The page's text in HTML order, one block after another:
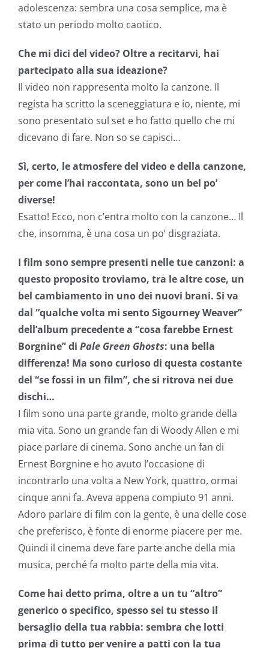
adolescenza: sembra una cosa semplice, ma è
stato un periodo molto caotico.
Che mi dici del video? Oltre a recitarvi, hai
partecipato alla sua ideazione?
Il video non rappresenta molto la canzone. Il
regista ha scritto la sceneggiatura e io, niente, mi
sono presentato sul set e ho fatto quello che mi
dicevano di fare. Non so se capisci…
Sì, certo, le atmosfere del video e della canzone,
per come l’hai raccontata, sono un bel po’
diverse!
Esatto! Ecco, non c’entra molto con la canzone… Il
che, insomma, è una cosa un po’ disgraziata.
I film sono sempre presenti nelle tue canzoni: a
questo proposito troviamo, tra le altre cose, un
bel cambiamento in uno dei nuovi brani. Si va
dal “qualche volta mi sento Sigourney Weaver”
dell’album precedente a “cosa farebbe Ernest
Borgnine” di Pale Green Ghosts: una bella
differenza! Ma sono curioso di questa costante
del “se fossi in un film”, che si ritrova nei due
dischi…
I film sono una parte grande, molto grande della
mia vita. Sono un grande fan di Woody Allen e mi
piace parlare di cinema. Sono anche un fan di
Ernest Borgnine e ho avuto l’occasione di
incontrarlo una volta a New York, quattro, ormai
cinque anni fa. Aveva appena compiuto 91 anni.
Adoro parlare di film con la gente, è una delle cose
che preferisco, è fonte di enorme piacere per me.
Quindi il cinema deve fare parte anche della mia
musica, perché fa molto parte della mia vita.
Come hai detto prima, oltre a un tu “altro”
generico o specifico, spesso sei tu stesso il
bersaglio della tua rabbia: sembra che lotti
prima di tutto per venire a patti con la tua